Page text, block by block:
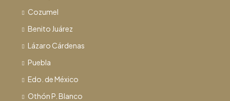
Cozumel
Benito Juárez
Lázaro Cárdenas
Puebla
Edo. de México
Othón P. Blanco